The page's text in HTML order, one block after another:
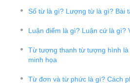
Số từ là gì? Lượng từ là gì? Bài
Luận điểm là gì? Luận cứ là gì?
Từ tượng thanh từ tượng hình
minh họa
Từ đơn và từ phức là gì? Cách